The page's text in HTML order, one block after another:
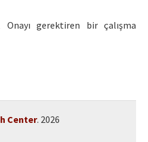
gerektiren bir çalışma
Center. 2026